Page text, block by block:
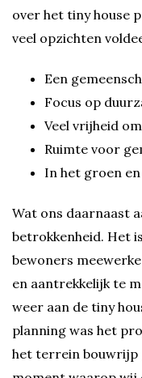
over het tiny house
veel opzichten
Een
Focus op
Veel vrijheid
Ruimte voor
In het groen
Wat ons daarnaast
betrokkenheid. Het
bewoners
en aantrekkelijk te
weer aan de tiny
planning was het
het terrein bouwrijp